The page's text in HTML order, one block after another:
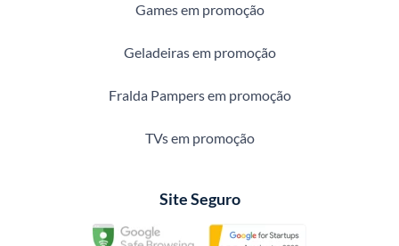
Games em promoção
Geladeiras em promoção
Fralda Pampers em promoção
TVs em promoção
Site Seguro